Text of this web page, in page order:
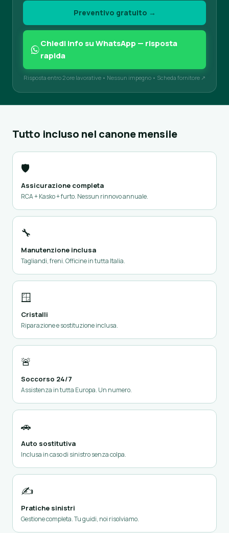
Preventivo gratuito →
Chiedi info su WhatsApp — risposta
rapida
Risposta entro 2 ore lavorative • Nessun impegno • Scheda fornitore ↗
Tutto incluso nel canone mensile
🛡️
Assicurazione completa
RCA + Kasko + furto. Nessun rinnovo annuale.
🔧
Manutenzione inclusa
Tagliandi, freni. Officine in tutta Italia.
🪟
Cristalli
Riparazione e sostituzione inclusa.
🚨
Soccorso 24/7
Assistenza in tutta Europa. Un numero.
🚗
Auto sostitutiva
Inclusa in caso di sinistro senza colpa.
✍️
Pratiche sinistri
Gestione completa. Tu guidi, noi risolviamo.